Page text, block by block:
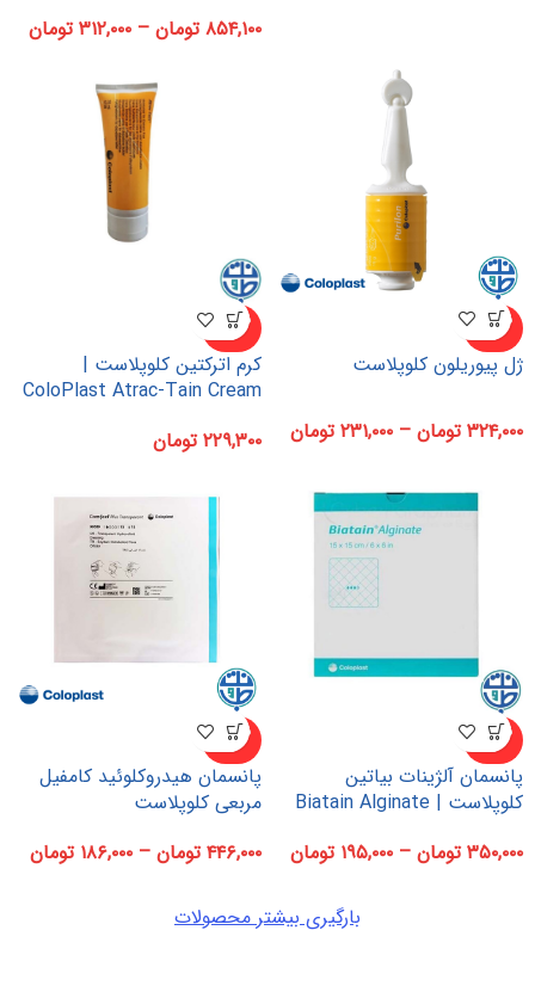
۸۵۴,۱۰۰ تومان – ۳۱۲,۰۰۰ تومان
ناموجو
د
ژل پیوریلون کلوپلاست
۳۲۴,۰۰۰ تومان – ۲۳۱,۰۰۰ تومان
ناموجو
د
کرم اترکتین کلوپلاست |
ColoPlast Atrac-Tain Cream
۲۲۹,۳۰۰ تومان
ناموجو
د
پانسمان آلژینات بیاتین
کلوپلاست | Biatain Alginate
۳۵۰,۰۰۰ تومان – ۱۹۵,۰۰۰ تومان
ناموجو
د
پانسمان هیدروکلوئید کامفیل
مربعی کلوپلاست
۴۴۶,۰۰۰ تومان – ۱۸۶,۰۰۰ تومان
بارگیری بیشتر محصولات